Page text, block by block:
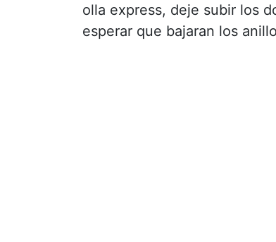
olla express, deje subir los
esperar que bajaran los